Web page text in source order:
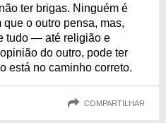
ter brigas. Ninguém é
o outro pensa, mas,
tudo — até religião e
do outro, pode ter
está no caminho correto.
COMPARTILHAR